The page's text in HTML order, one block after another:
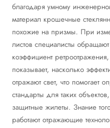
благодаря умному
материал крошечные
похожие на призмы. При
листов специалисты
коэффициент
показывает, насколько
отражают свет, что помогает
стандарты для таких
защитные жилеты. Знание
работают отражающие